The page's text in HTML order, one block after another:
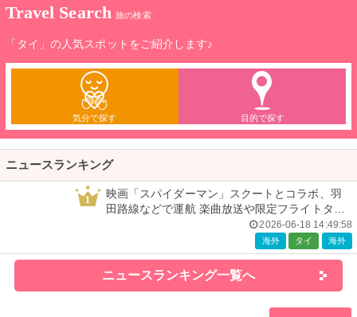
Travel Search 旅の検索
「タイ」の人気スポットをご紹介します♪
気分で探す 目的で探す
ニュースランキング
1
映画「スパイダーマン」スクートとコラボ、羽
田路線などで運航 楽曲放送や限定フライトタグ
2026-06-18 14:49:58
海外 タイ 海外
ニュースランキング一覧へ